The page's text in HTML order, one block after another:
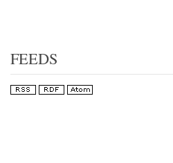
FEEDS